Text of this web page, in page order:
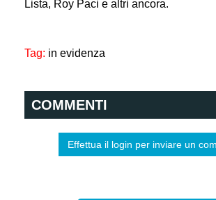
Lista, Roy Paci e altri ancora.
Tag: in evidenza
COMMENTI
Effettua il login per inviare un